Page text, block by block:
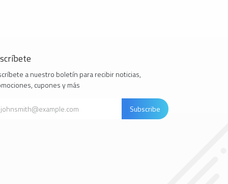
a nuestro boletín para recibir noticias,
cupones y más
Subscribe